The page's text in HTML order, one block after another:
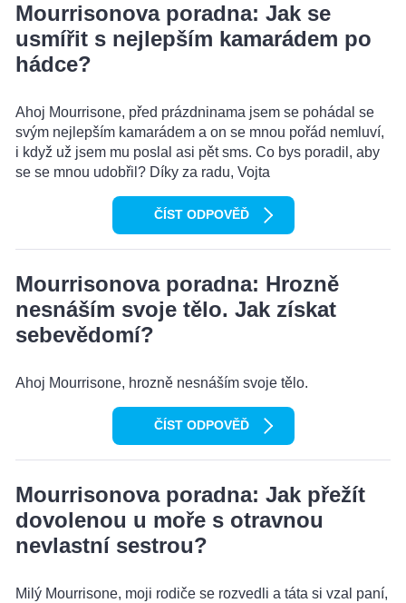
Mourrisonova poradna: Jak se
usmířit s nejlepším kamarádem po
hádce?
Ahoj Mourrisone, před prázdninama jsem se pohádal se
svým nejlepším kamarádem a on se mnou pořád nemluví,
i když už jsem mu poslal asi pět sms. Co bys poradil, aby
se se mnou udobřil? Díky za radu, Vojta
ČÍST ODPOVĚĎ
Mourrisonova poradna: Hrozně
nesnáším svoje tělo. Jak získat
sebevědomí?
Ahoj Mourrisone, hrozně nesnáším svoje tělo.
ČÍST ODPOVĚĎ
Mourrisonova poradna: Jak přežít
dovolenou u moře s otravnou
nevlastní sestrou?
Milý Mourrisone, moji rodiče se rozvedli a táta si vzal paní,